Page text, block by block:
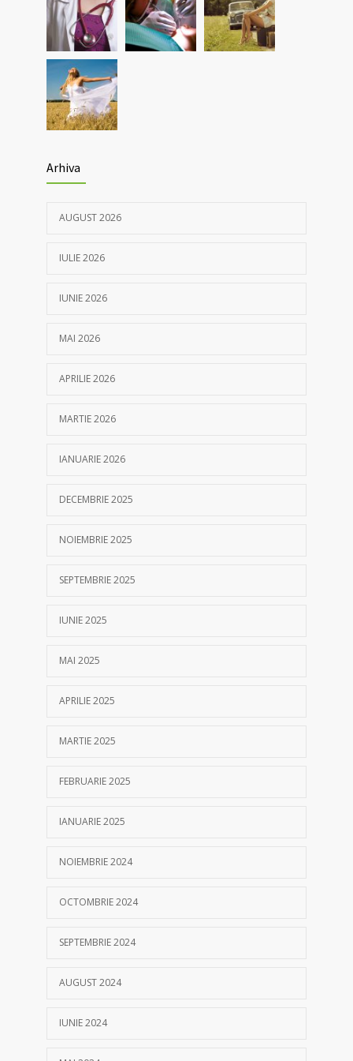
Nou! Test pentru determinarea anticorpilor
IgG COVID 19 cantitativi
05/04/2021
Arhiva
AUGUST 2026
IULIE 2026
IUNIE 2026
MAI 2026
APRILIE 2026
MARTIE 2026
IANUARIE 2026
DECEMBRIE 2025
NOIEMBRIE 2025
SEPTEMBRIE 2025
IUNIE 2025
MAI 2025
APRILIE 2025
MARTIE 2025
FEBRUARIE 2025
IANUARIE 2025
NOIEMBRIE 2024
OCTOMBRIE 2024
SEPTEMBRIE 2024
AUGUST 2024
IUNIE 2024